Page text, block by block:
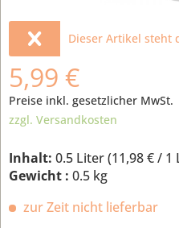
Dieser Artikel steht
5,99 €
Preise inkl. gesetzlicher MwSt.
zzgl. Versandkosten
Inhalt: 0.5 Liter (11,98 €/ 1
Gewicht : 0.5 kg
zur Zeit nicht lieferbar